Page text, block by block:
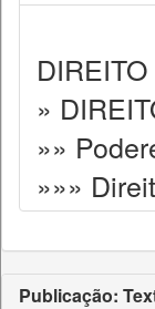
»
»»
»»»
Publicação: